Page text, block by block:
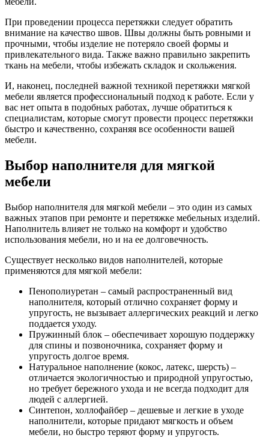
При проведении процесса перетяжки следует обратить
внимание на качество швов. Швы должны быть ровными и
прочными, чтобы изделие не потеряло своей формы и
привлекательного вида. Также важно правильно закрепить
ткань на мебели, чтобы избежать складок и скольжения.
И, наконец, последней важной техникой перетяжки мягкой
мебели является профессиональный подход к работе. Если у
вас нет опыта в подобных работах, лучше обратиться к
специалистам, которые смогут провести процесс перетяжки
быстро и качественно, сохраняя все особенности вашей
мебели.
Выбор наполнителя для мягкой
мебели
Выбор наполнителя для мягкой мебели – это один из самых
важных этапов при ремонте и перетяжке мебельных изделий.
Наполнитель влияет не только на комфорт и удобство
использования мебели, но и на ее долговечность.
Существует несколько видов наполнителей, которые
применяются для мягкой мебели:
Пенополиуретан – самый распространенный вид
наполнителя, который отлично сохраняет форму и
упругость, не вызывает аллергических реакций и легко
поддается уходу.
Пружинный блок – обеспечивает хорошую поддержку
для спины и позвоночника, сохраняет форму и
упругость долгое время.
Натуральное наполнение (кокос, латекс, шерсть) –
отличается экологичностью и природной упругостью,
но требует бережного ухода и не всегда подходит для
людей с аллергией.
Синтепон, холлофайбер – дешевые и легкие в уходе
наполнители, которые придают мягкость и объем
мебели, но быстро теряют форму и упругость.